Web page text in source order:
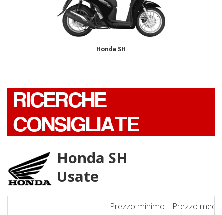
Honda SH
RICERCHE
CONSIGLIATE
Honda SH
Usate
Prezzo minimo Prezzo